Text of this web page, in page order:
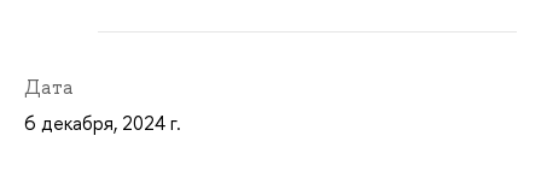
Дата
6 декабря, 2024 г.